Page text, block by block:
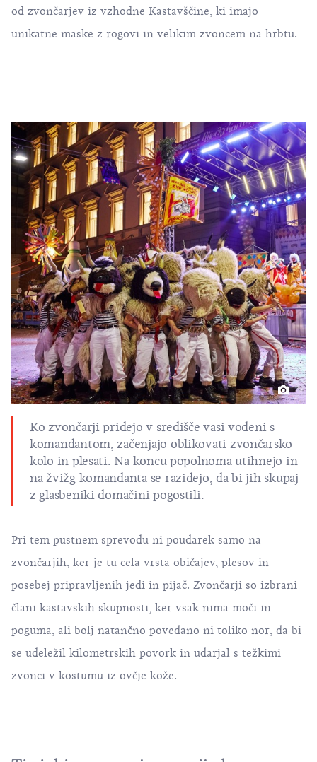
od zvončarjev iz vzhodne Kastavščine, ki imajo
unikatne maske z rogovi in velikim zvoncem na hrbtu.
Ko zvončarji pridejo v središče vasi vodeni s
komandantom, začenjajo oblikovati zvončarsko
kolo in plesati. Na koncu popolnoma utihnejo in
na žvižg komandanta se razidejo, da bi jih skupaj
z glasbeniki domačini pogostili.
Pri tem pustnem sprevodu ni poudarek samo na
zvončarjih, ker je tu cela vrsta običajev, plesov in
posebej pripravljenih jedi in pijač. Zvončarji so izbrani
člani kastavskih skupnosti, ker vsak nima moči in
poguma, ali bolj natančno povedano ni toliko nor, da bi
se udeležil kilometrskih povork in udarjal s težkimi
zvonci v kostumu iz ovčje kože.